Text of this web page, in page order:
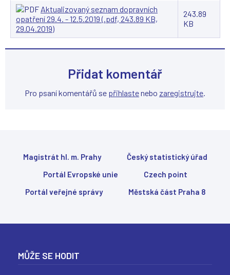
Aktualizovaný seznam dopravních
opatření 29.4. - 12.5.2019 (.pdf, 243.89 KB,
29.04.2019)
243.89
KB
Přidat komentář
Pro psaní komentářů se přihlastenebo zaregistrujte.
Magistrát hl. m. Prahy
Český statistický úřad
Portál Evropské unie
Czech point
Portál veřejné správy
Městská část Praha 8
MŮŽE SE HODIT